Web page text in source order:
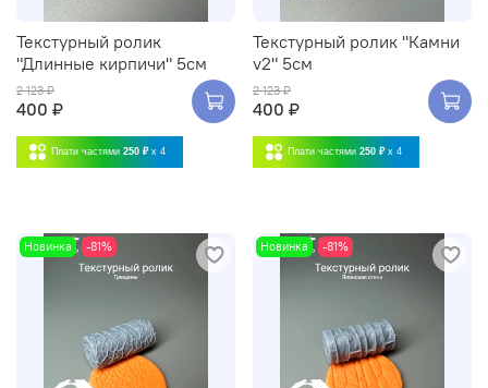
Текстурный ролик
"Длинные кирпичи" 5см
2 123 ₽
400 ₽
Плати частями 250 ₽ x 4
Текстурный ролик "Камни
v2" 5см
2 123 ₽
400 ₽
Плати частями 250 ₽ x 4
Новинка -81% Новинка -81%